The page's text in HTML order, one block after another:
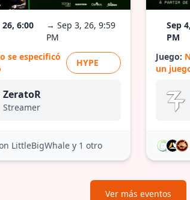
26, 6:00
→ Sep 3, 26, 9:59
PM
se especificó
HYPE
ZeratoR
Streamer
LittleBigWhale y 1 otro
Sep
PM
Juego:
un
Ver más eventos